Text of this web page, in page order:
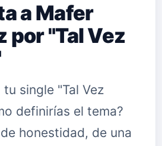
a Mafer
por "Tal Vez
single "Tal Vez
definirías el tema?
honestidad, de una